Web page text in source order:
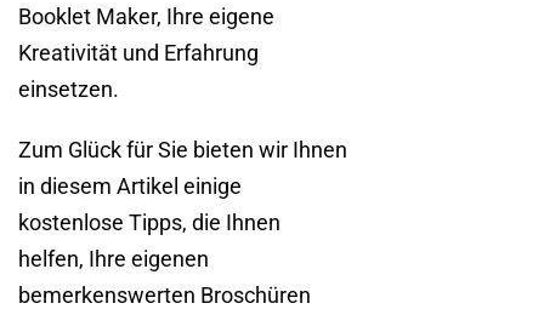
Booklet Maker, Ihre eigene
Kreativität und Erfahrung
einsetzen.
Zum Glück für Sie bieten wir Ihnen
in diesem Artikel einige
kostenlose Tipps, die Ihnen
helfen, Ihre eigenen
bemerkenswerten Broschüren